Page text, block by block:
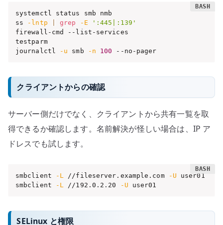
systemctl status smb nmb
ss
-lntp grep -E
':445|:139'
firewall-cmd --list-services
testparm
journalctl
-u smb -n 100 --no-pager
クライアントからの確認
サーバー側だけでなく、クライアントから共有一覧を取
得できるか確認します。名前解決が怪しい場合は、IP ア
ドレスでも試します。
smbclient -L //fileserver.example.com -U user01
smbclient
-L //192.0.2.20 -U user01
SELinux と権限